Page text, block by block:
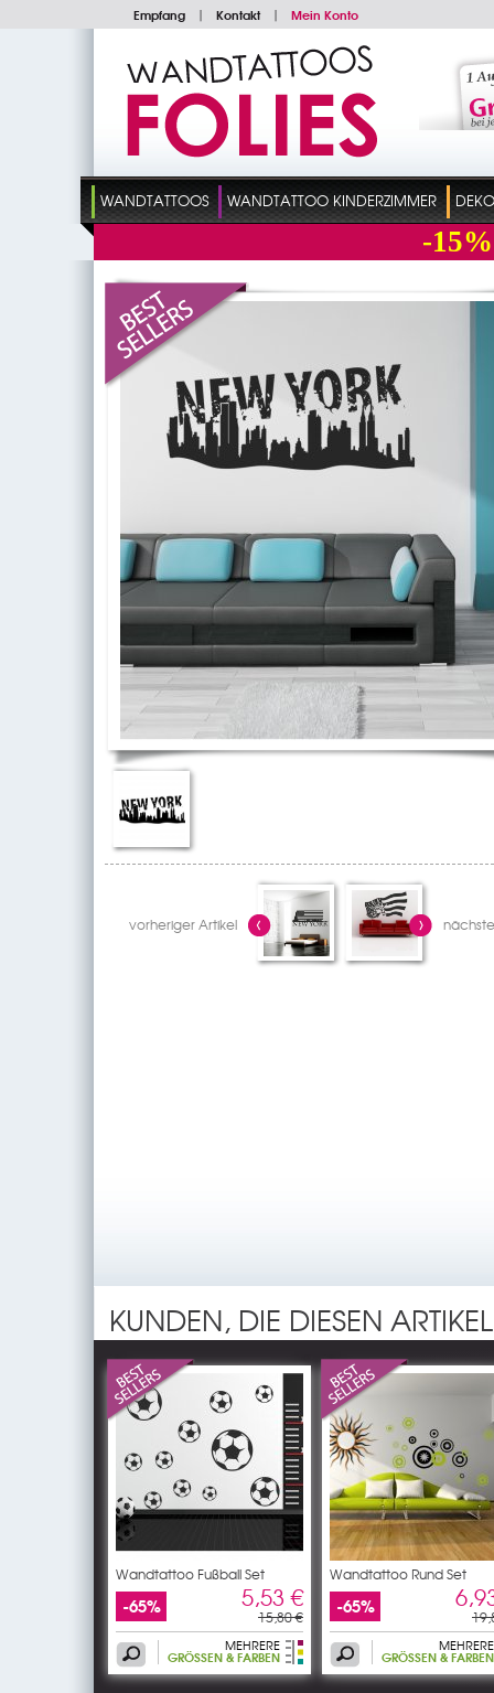
Empfang | Kontakt | Mein Konto
WANDTATTOOS WANDTATTOO KINDERZIMMER
-15%
vorheriger Artikel
KUNDEN, DIE DIESEN
Wandtattoo Fußball Set
-65% 5,53 €
15,80 €
MEHRERE
GRÖSSEN & FARBEN
Wandtattoo Rund Set
-65%
MEHRERE
GRÖSSEN & FARBEN